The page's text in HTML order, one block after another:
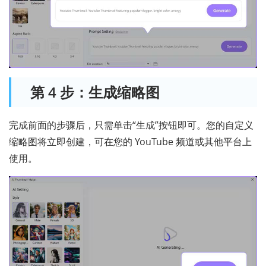
第 4 步：生成缩略图
完成前面的步骤后，只需单击“生成”按钮即可。您的自定义
缩略图将立即创建，可在您的 YouTube 频道或其他平台上
使用。